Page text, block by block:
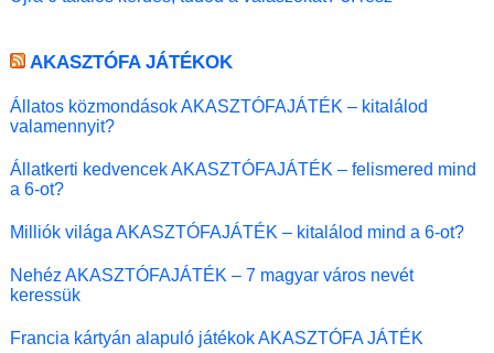
AKASZTÓFA JÁTÉKOK
Állatos közmondások AKASZTÓFAJÁTÉK – kitalálod
valamennyit?
Állatkerti kedvencek AKASZTÓFAJÁTÉK – felismered mind
a 6-ot?
Milliók világa AKASZTÓFAJÁTÉK – kitalálod mind a 6-ot?
Nehéz AKASZTÓFAJÁTÉK – 7 magyar város nevét
keressük
Francia kártyán alapuló játékok AKASZTÓFA JÁTÉK